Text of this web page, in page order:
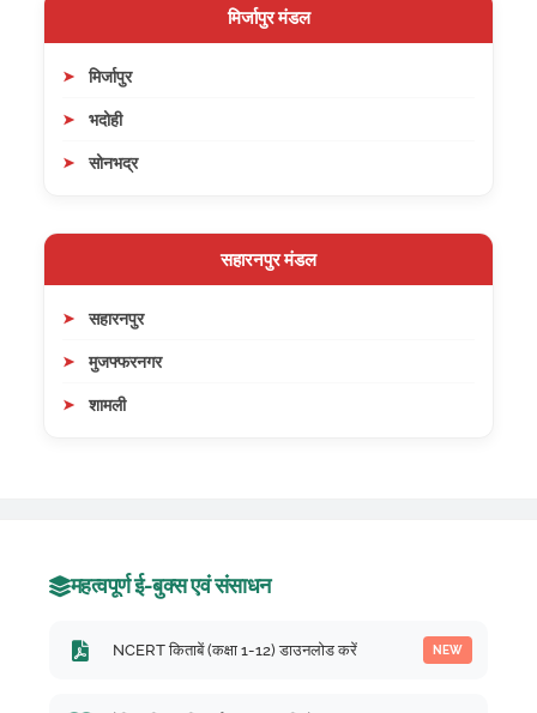
मिर्जापुर मंडल
मिर्जापुर
भदोही
सोनभद्र
सहारनपुर मंडल
सहारनपुर
मुजफ्फरनगर
शामली
महत्वपूर्ण ई-बुक्स एवं संसाधन
NCERT किताबें (कक्षा 1-12) डाउनलोड करें NEW